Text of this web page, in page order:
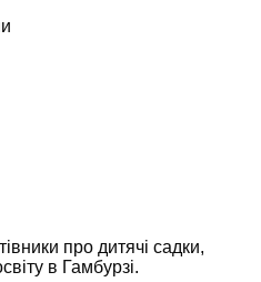
про дитячі садки,
в Гамбурзі.